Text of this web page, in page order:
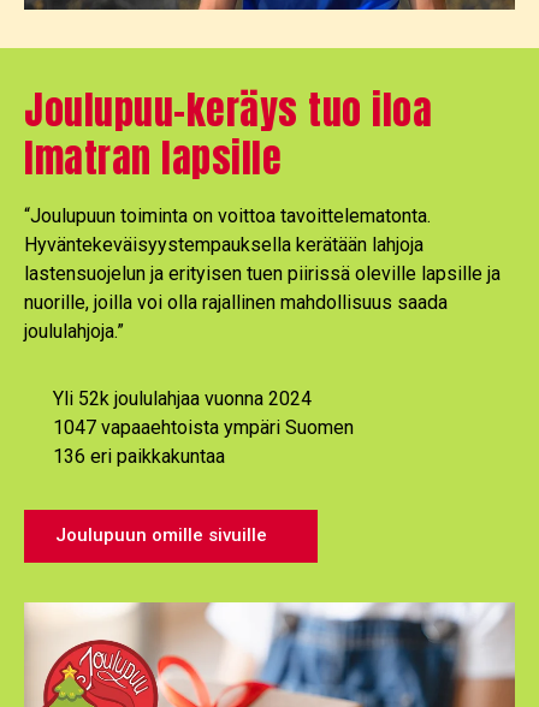
Joulupuu-keräys tuo iloa
Imatran lapsille
“Joulupuun toiminta on voittoa tavoittelematonta.
Hyväntekeväisyystempauksella kerätään lahjoja
lastensuojelun ja erityisen tuen piirissä oleville lapsille ja
nuorille, joilla voi olla rajallinen mahdollisuus saada
joululahjoja.”
Yli 52k joululahjaa vuonna 2024
1047 vapaaehtoista ympäri Suomen
136 eri paikkakuntaa
Joulupuun omille sivuille